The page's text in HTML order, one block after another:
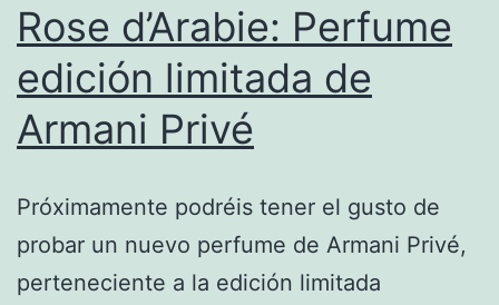
Rose d’Arabie: Perfume
edición limitada de
Armani Privé
Próximamente podréis tener el gusto de
probar un nuevo perfume de Armani Privé,
perteneciente a la edición limitada